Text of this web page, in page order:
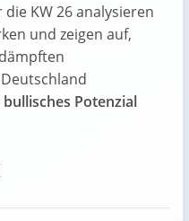
die KW 26 analysieren
und zeigen auf,
bullisches Potenzial